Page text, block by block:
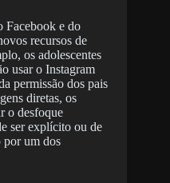
Facebook e do
recursos de
os adolescentes
usar o Instagram
permissão dos pais
diretas, os
o desfoque
ser explícito ou de
por um dos